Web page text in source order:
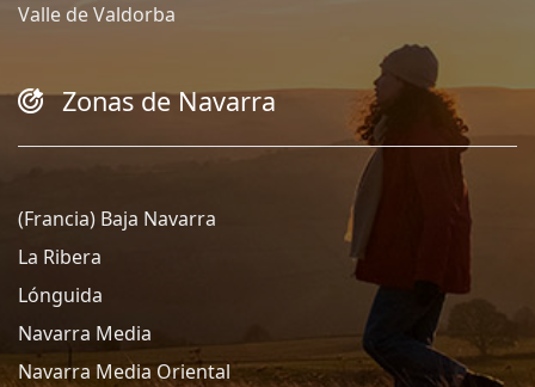
Valle de Valdorba
Zonas de Navarra
(Francia) Baja Navarra
La Ribera
Lónguida
Navarra Media
Navarra Media Oriental